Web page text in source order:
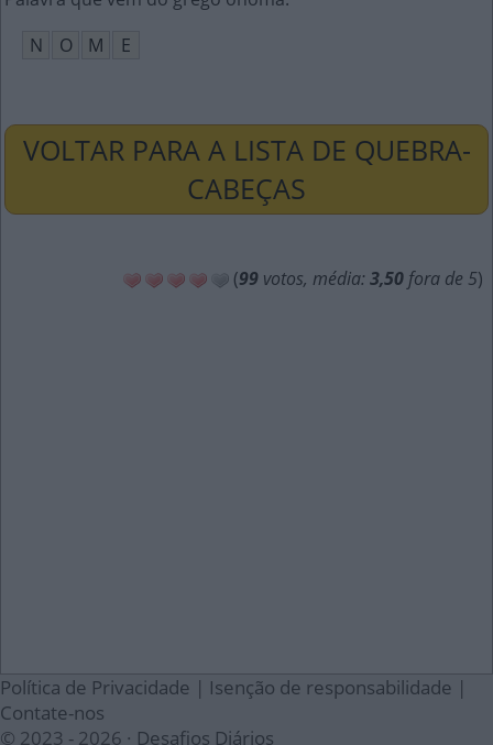
N
O M E
VOLTAR PARA A LISTA DE QUEBRA-
CABEÇAS
(99 votos, média: 3,50 fora de 5)
Política de Privacidade | Isenção de responsabilidade |
Contate-nos
© 2023 - 2026 · Desafios Diários